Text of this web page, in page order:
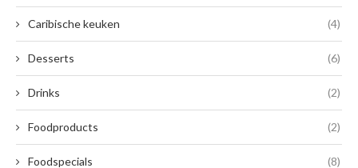
Caribische keuken (4)
Desserts (6)
Drinks (2)
Foodproducts (2)
Foodspecials (8)